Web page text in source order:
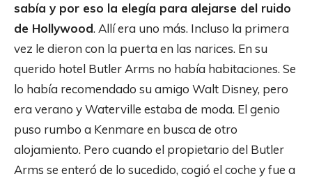
sabía y por eso la elegía para alejarse del ruido
de Hollywood. Allí era uno más. Incluso la primera
vez le dieron con la puerta en las narices. En su
querido hotel Butler Arms no había habitaciones. Se
lo había recomendado su amigo Walt Disney, pero
era verano y Waterville estaba de moda. El genio
puso rumbo a Kenmare en busca de otro
alojamiento. Pero cuando el propietario del Butler
Arms se enteró de lo sucedido, cogió el coche y fue a